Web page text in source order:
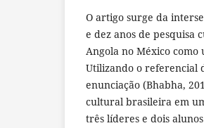
O artigo surge da
e dez anos de pesquisa
Angola no México
Utilizando o referencial
enunciação (Bhabha,
cultural brasileira em
três líderes e dois